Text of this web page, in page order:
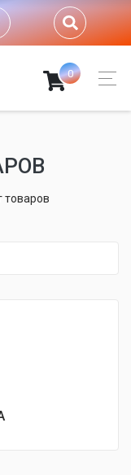
0
товаров